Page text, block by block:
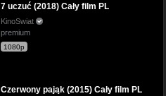
7 uczuć (2018) Cały film PL
KinoSwiat
premium
1080p
Czerwony pająk (2015) Cały film PL